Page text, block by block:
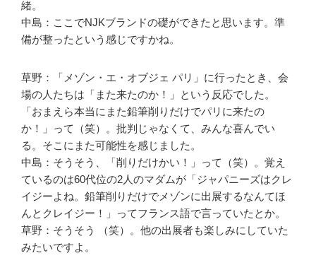
緒。
中島：ここでNJKブランドの礎ができたと思います。準
備が整ったという感じですかね。
草野：「メゾン・エ・オブジェ パリ」に行ったとき、会
場の人たちは「また来たのか！」という反応でした。
「おまえら本当にまた鉛筆削りだけでパリに来たの
か！」って（笑）。批判じゃなくて、みんな喜んでい
る。そこにまた可能性を感じました。
中島：そうそう、「削りだけかい！」って（笑）。覚え
ているのは60代位の2人のマダムが「ジャパニーズはクレ
イジーよね。鉛筆削りだけでメゾンに出展するなんてほ
んとクレイジー！」ってフランス語で言っていたとか。
草野：そうそう （笑）。他の出展者も楽しみにしていた
みたいですよ。